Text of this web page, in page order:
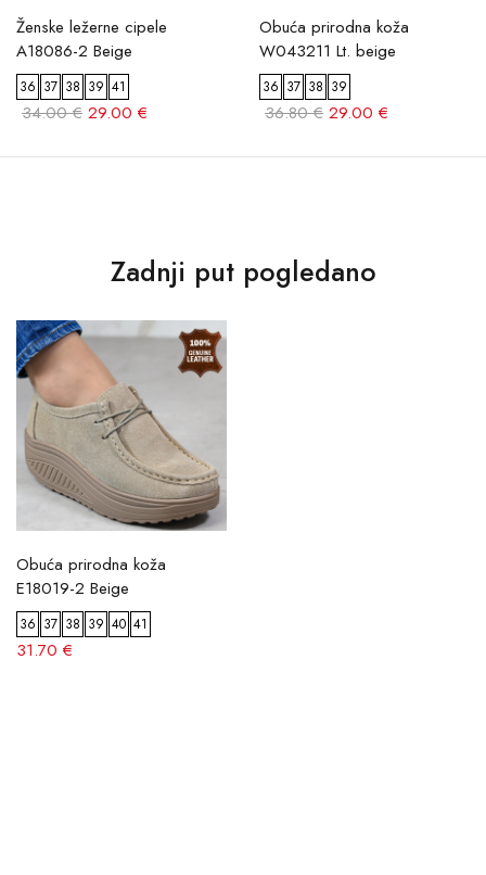
Ženske ležerne cipele
A18086-2 Beige
36 37 38 39 41
34.00 € 29.00 €
Obuća prirodna koža
W043211 Lt. beige
36 37 38 39
36.80 € 29.00 €
Zadnji put pogledano
Obuća prirodna koža
E18019-2 Beige
36 37 38 39 40 41
31.70 €